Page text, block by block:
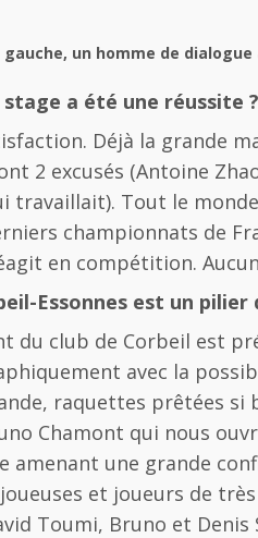
gauche, un homme de
a été une réussite ?
Déjà la grande
2 excusés (Antoine
travaillait). Tout le
championnats de
en compétition.
Essonnes est un
du club de Corbeil est
avec la
raquettes prêtées
Chamont qui nous
amenant une grande
et joueurs de
Toumi, Bruno et